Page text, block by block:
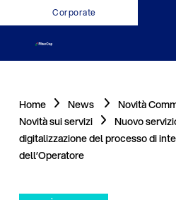
Corporate
Home News
Novità
Novità sui servizi
Nuovo
digitalizzazione del processo di
dell’Operatore